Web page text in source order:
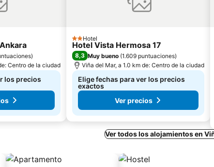
)
Centro de la ciudad
los precios
2 Estrellas
Hotel
Hotel Vista Hermosa 17
8,3 Muy bueno (1.609 puntuaciones)
Viña del Mar, a 1.0 km de: Centro de la ciudad
Elige fechas para ver los precios
exactos
Ver precios
Ver todos los alojamientos en